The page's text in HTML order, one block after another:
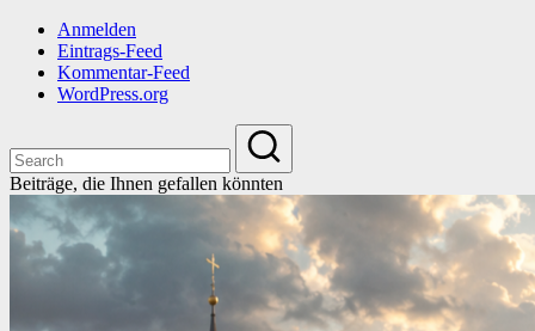
Anmelden
Eintrags-Feed
Kommentar-Feed
WordPress.org
Beiträge, die Ihnen gefallen könnten